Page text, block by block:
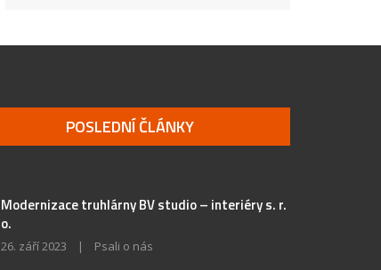
POSLEDNÍ ČLÁNKY
Modernizace truhlárny BV studio – interiéry s. r.
o.
26. září 2023 | Psali o nás